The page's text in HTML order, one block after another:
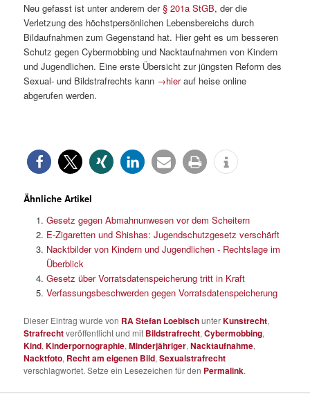
Neu gefasst ist unter anderem der§ 201a StGB, der die
Verletzung des höchstpersönlichen Lebensbereichs durch
Bildaufnahmen zum Gegenstand hat. Hier geht es um besseren
Schutz gegen Cybermobbing und Nacktaufnahmen von Kindern
und Jugendlichen. Eine erste Übersicht zur jüngsten Reform des
Sexual- und Bildstrafrechts kann →hierauf heise online
abgerufen werden.
Ähnliche Artikel
Gesetz gegen Abmahnunwesen vor dem Scheitern
E-Zigaretten und Shishas: Jugendschutzgesetz verschärft
Nacktbilder von Kindern und Jugendlichen - Rechtslage im
Überblick
Gesetz über Vorratsdatenspeicherung tritt in Kraft
Verfassungsbeschwerden gegen Vorratsdatenspeicherung
Dieser Eintrag wurde von RA Stefan LoebischunterKunstrecht,
Strafrechtveröffentlicht und mit Bildstrafrecht,Cybermobbing,
Kind,Kinderpornographie,Minderjähriger,Nacktaufnahme,
Nacktfoto, Recht am eigenen Bild,Sexualstrafrecht
verschlagwortet. Setze ein Lesezeichen für den Permalink.